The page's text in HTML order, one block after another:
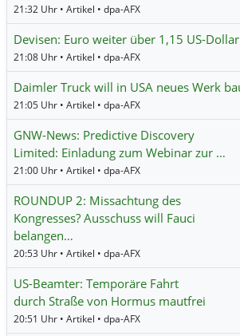
21:32 Uhr • Artikel • dpa-AFX
Devisen: Euro weiter über 1,15 US-Dollar
21:08 Uhr • Artikel • dpa-AFX
Daimler Truck will in USA neues Werk
21:05 Uhr • Artikel • dpa-AFX
GNW-News: Predictive Discovery
Limited: Einladung zum Webinar zur …
21:00 Uhr • Artikel • dpa-AFX
ROUNDUP 2: Missachtung des
Kongresses? Ausschuss will Fauci
belangen…
20:53 Uhr • Artikel • dpa-AFX
US-Beamter: Temporäre Fahrt
durch Straße von Hormus mautfrei
20:51 Uhr • Artikel • dpa-AFX